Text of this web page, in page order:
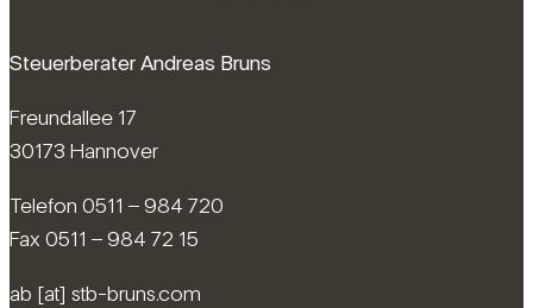
Steuerberater Andreas Bruns
Freundallee 17
30173 Hannover
Telefon 0511 – 984 720
Fax 0511 – 984 72 15
ab [at] stb-bruns.com